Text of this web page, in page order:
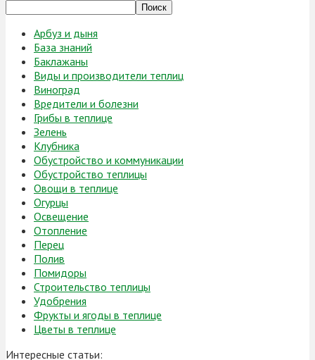
Поиск
Арбуз и дыня
База знаний
Баклажаны
Виды и производители теплиц
Виноград
Вредители и болезни
Грибы в теплице
Зелень
Клубника
Обустройство и коммуникации
Обустройство теплицы
Овощи в теплице
Огурцы
Освещение
Отопление
Перец
Полив
Помидоры
Строительство теплицы
Удобрения
Фрукты и ягоды в теплице
Цветы в теплице
Интересные статьи: